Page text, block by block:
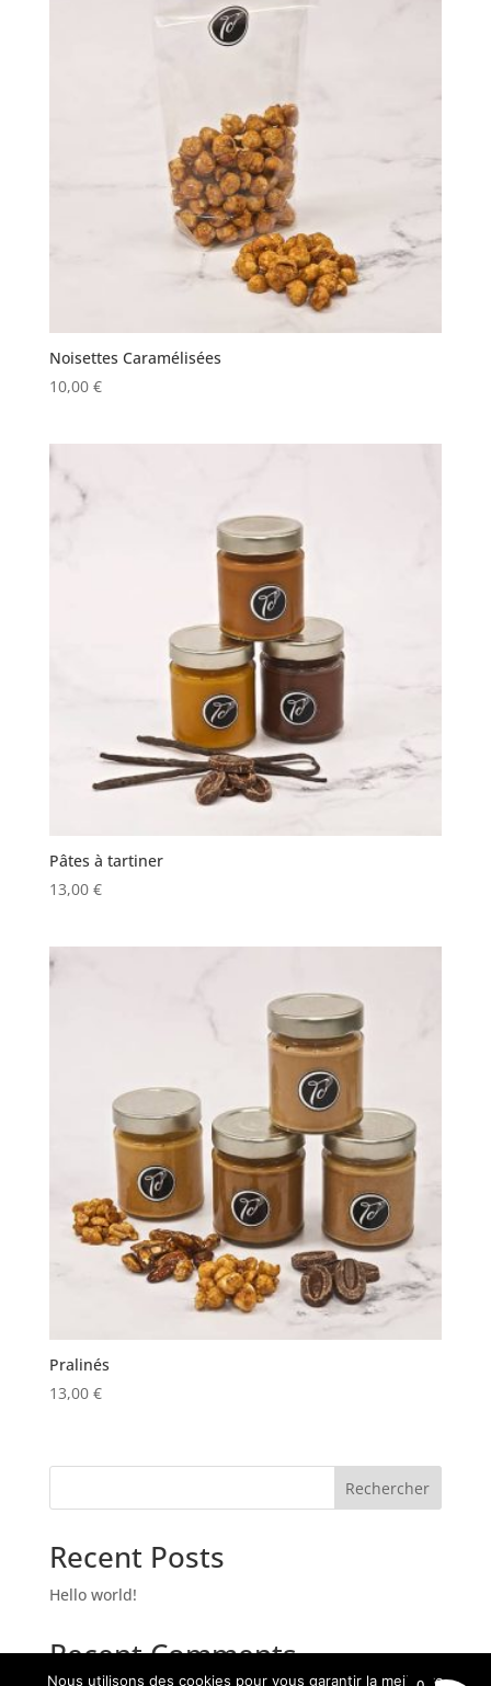
Noisettes Caramélisées
10,00 €
Pâtes à tartiner
13,00 €
Pralinés
13,00 €
Rechercher
Recent Posts
Hello world!
Recent Comments
Nous utilisons des cookies pour vous garantir la meilleure